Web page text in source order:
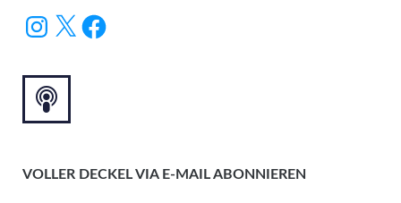
VOLLER DECKEL VIA E-MAIL ABONNIEREN